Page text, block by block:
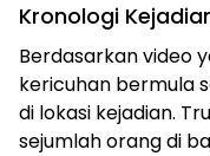
Kronologi
Berdasarkan video
kericuhan bermula
di lokasi kejadian.
sejumlah orang di